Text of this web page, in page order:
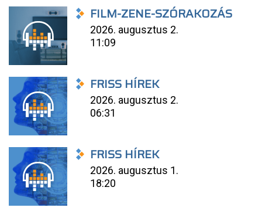
FILM-ZENE-SZÓRAKOZÁS
2026. augusztus 2.
11:09
FRISS HÍREK
2026. augusztus 2.
06:31
FRISS HÍREK
2026. augusztus 1.
18:20